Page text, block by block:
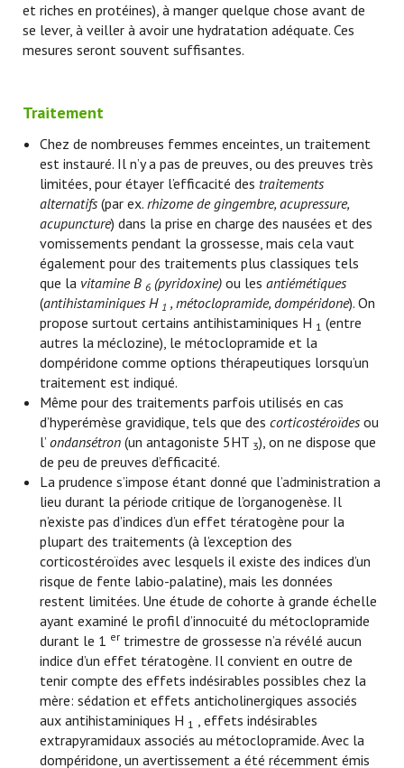
et riches en protéines), à manger quelque chose avant de
se lever, à veiller à avoir une hydratation adéquate. Ces
mesures seront souvent suffisantes.
Traitement
Chez de nombreuses femmes enceintes, un traitement
est instauré. Il n’y a pas de preuves, ou des preuves très
limitées, pour étayer l’efficacité des traitements
alternatifs (par ex.rhizome de gingembre, acupressure,
acupuncture) dans la prise en charge des nausées et des
vomissements pendant la grossesse, mais cela vaut
également pour des traitements plus classiques tels
que la vitamine B6 (pyridoxine) ou lesantiémétiques
(antihistaminiques H 1 , métoclopramide, dompéridone). On
propose surtout certains antihistaminiques H 1 (entre
autres la méclozine), le métoclopramide et la
dompéridone comme options thérapeutiques lorsqu’un
traitement est indiqué.
Même pour des traitements parfois utilisés en cas
d’hyperémèse gravidique, tels que descorticostéroïdes ou
l’ondansétron (un antagoniste 5HT 3), on ne dispose que
de peu de preuves d’efficacité.
La prudence s’impose étant donné que l’administration a
lieu durant la période critique de l’organogenèse. Il
n’existe pas d’indices d’un effet tératogène pour la
plupart des traitements (à l’exception des
corticostéroïdes avec lesquels il existe des indices d’un
risque de fente labio-palatine), mais les données
restent limitées. Une étude de cohorte à grande échelle
ayant examiné le profil d’innocuité du métoclopramide
durant le 1 er trimestre de grossesse n’a révélé aucun
indice d’un effet tératogène. Il convient en outre de
tenir compte des effets indésirables possibles chez la
mère: sédation et effets anticholinergiques associés
aux antihistaminiques H 1 , effets indésirables
extrapyramidaux associés au métoclopramide. Avec la
dompéridone, un avertissement a été récemment émis